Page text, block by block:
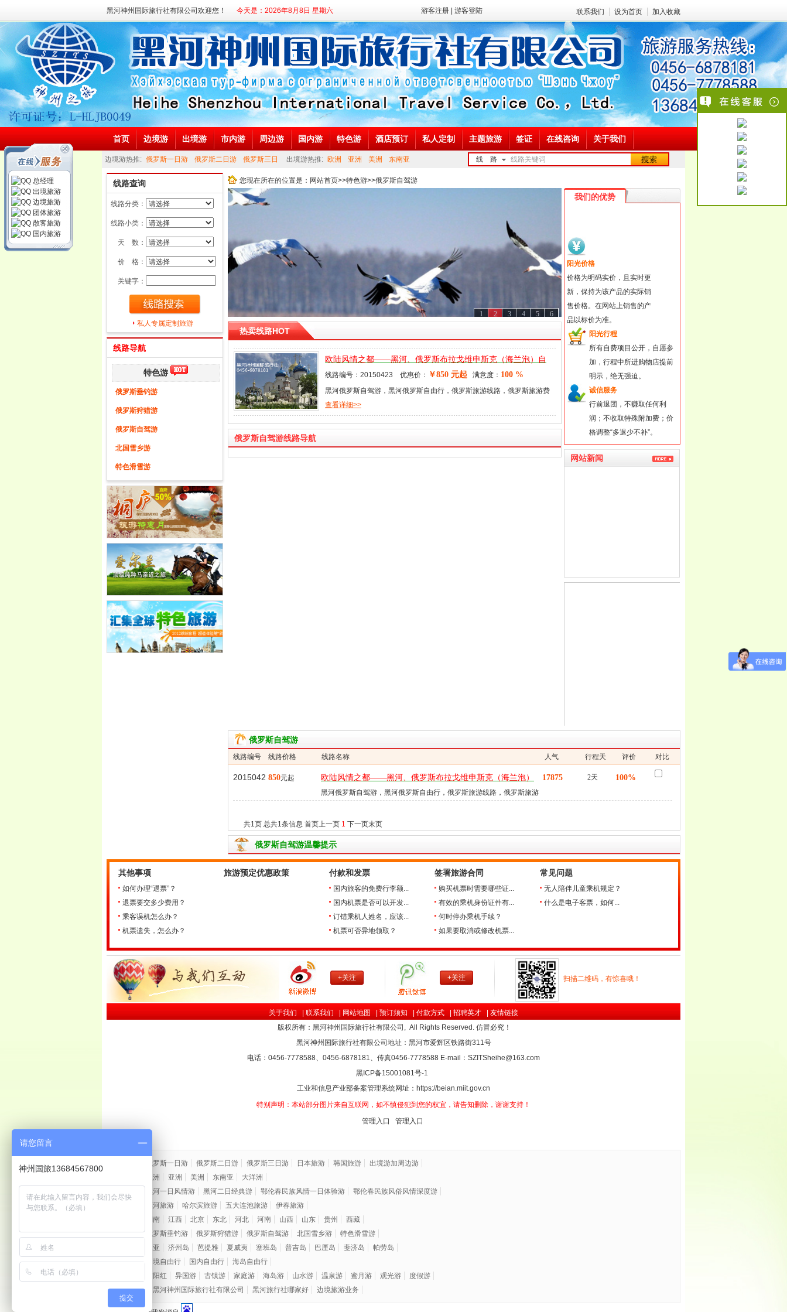
黑河神州国际旅行社有限公司欢迎您！ 今天是：2026年8月8日 星期六 游客注册 游客登陆 联系我们 设为首页 加入收藏
首页 边境游 出境游 市内游 周边游 国内游 特色游 酒店预订 私人定制 主题旅游 签证 在线咨询 关于我们
边境游热推: 俄罗斯一日游 俄罗斯二日游 俄罗斯三日 出境游热推: 欧洲 亚洲 美洲 东南亚
黑河二日经典游 鄂伦春
民族风情一日体验游 鄂伦春民族风俗风情深度游
线路关键词
线 路
线路查询
线路分类：
线路小类：
天 数：
价 格：
关键字：
私人专属定制旅游
线路导航
特色游
俄罗斯垂钓游
俄罗斯狩猎游
俄罗斯自驾游
北国雪乡游
特色滑雪游
您现在所在的位置是： 网站首页>>特色游>>俄罗斯自驾游
6
5
4
3
2
1
热卖线路HOT
欧陆风情之都——黑河、俄罗斯布拉戈维申斯克（海兰泡）自
驾游
线路编号：20150423 优惠价： ￥850 元起 满意度： 100 %
黑河俄罗斯自驾游，黑河俄罗斯自由行，俄罗斯旅游线路，俄罗斯旅游费
用，俄罗斯有哪些好景点，...
查看详细>>
俄罗斯自驾游线路导航
我们的优势
阳光价格
价格为明码实价，且实时更
新，保持为该产品的实际销
售价格。在网站上销售的产
品以标价为准。
阳光行程
所有自费项目公开，自愿参
加，行程中所进购物店提前
明示，绝无强迫。
诚信服务
行前退团，不赚取任何利
润；不收取特殊附加费；价
格调整“多退少不补”。
网站新闻
俄罗斯自驾游
线路编号 线路价格 线路名称 人气
行程天
数
评价 对比
2015042 850元起
欧陆风情之都——黑河、俄罗斯布拉戈维申斯克（海兰泡）
自驾游
黑河俄罗斯自驾游，黑河俄罗斯自由行，俄罗斯旅游线路，俄罗斯旅游
17875 2天 100%
共1页 总共1条信息 首页上一页 1 下一页末页
俄罗斯自驾游温馨提示
其他事项
如何办理“退票”？
退票要交多少费用？
乘客误机怎么办？
机票遗失，怎么办？
旅游预定优惠政策 付款和发票
国内旅客的免费行李额...
国内机票是否可以开发...
订错乘机人姓名，应该...
机票可否异地领取？
签署旅游合同
购买机票时需要哪些证...
有效的乘机身份证件有...
何时停办乘机手续？
如果要取消或修改机票...
常见问题
无人陪伴儿童乘机规定？
什么是电子客票，如何...
+关注 +关注 扫描二维码，有惊喜哦！
关于我们 联系我们 网站地图 预订须知 付款方式 招聘英才
友情链接
版权所有：黑河神州国际旅行社有限公司, All Rights Reserved. 仿冒必究！
黑河神州国际旅行社有限公司地址：黑河市爱辉区铁路街311号
电话：0456-7778588、0456-6878181、传真0456-7778588 E-mail： SZITSheihe@163.com
黑ICP备15001081号-1
工业和信息产业部备案管理系统网址：https://beian.miit.gov.cn
特别声明：本站部分图片来自互联网，如不慎侵犯到您的权宜，请告知删除，谢谢支持！
管理入口
管理入口
俄罗斯一日游 俄罗斯二日游 俄罗斯三日游 日本旅游 韩国旅游
出境游加周边游
欧洲 亚洲 美洲 东南亚
大洋洲
黑河一日风情游 黑河二日经典游 鄂伦春民族风情一日体验游
鄂伦春民族风俗风情深度游
漠河旅游 哈尔滨旅游 五大连池旅游
伊春旅游
湖南 江西 北京 东北 河北 河南 山西 山东 贵州
西藏
特色游：
俄罗斯垂钓游 俄罗斯狩猎游 俄罗斯自驾游 北国雪乡游
特色滑雪游
三亚 济州岛 芭提雅 夏威夷 塞班岛 普吉岛 巴厘岛 斐济岛
帕劳岛
自由行：
出境自由行 国内自由行
海岛自由行
夕阳红 异国游 古镇游 家庭游 海岛游 山水游 温泉游 蜜月游 观光游
度假游
友情链接：
黑河神州国际旅行社有限公司 黑河旅行社哪家好 边境旅游业务
总经理
出境旅游
边境旅游
团体旅游
散客旅游
国内旅游
请您留言
神州国旅13684567800
提交